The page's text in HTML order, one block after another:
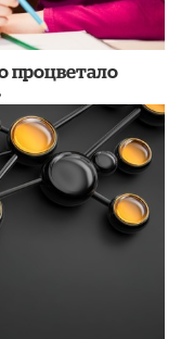
процветало